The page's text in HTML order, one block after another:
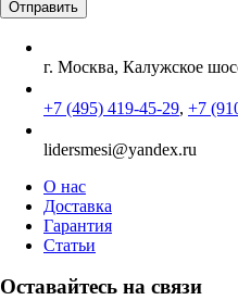
г. Москва, Калужское
+7 (495) 419-45-29, +7
lidersmesi@yandex.ru
О нас
Доставка
Гарантия
Статьи
Оставайтесь на связи